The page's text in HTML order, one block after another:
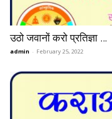
उठो जवानों करो प्रतिज्ञा …
admin - February 25, 2022